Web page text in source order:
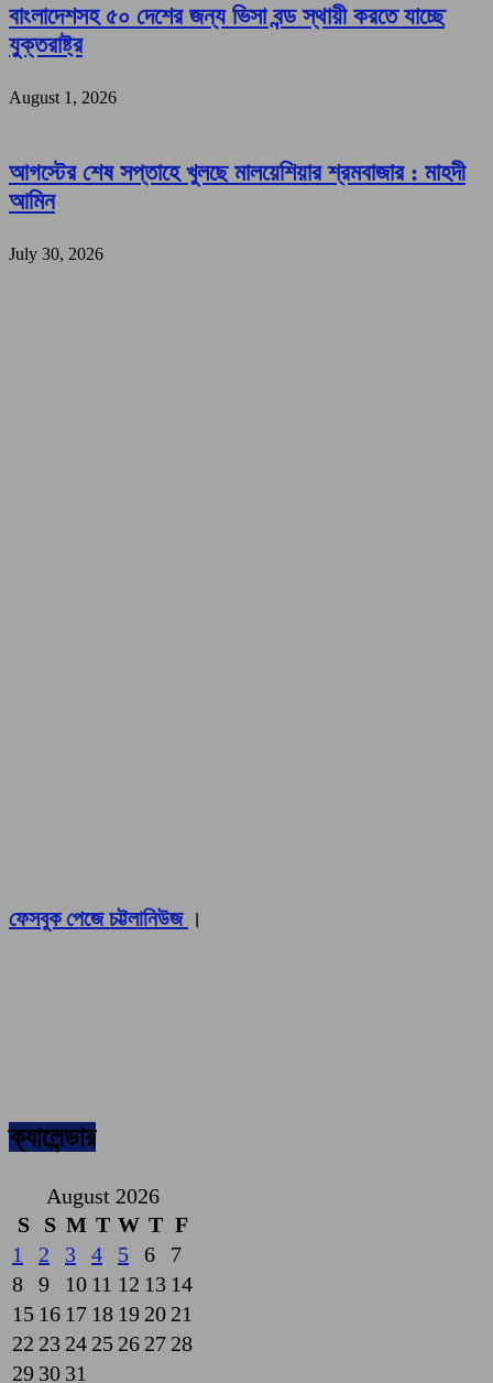
বাংলাদেশসহ ৫০ দেশের জন্য ভিসা বন্ড স্থায়ী করতে যাচ্ছে
যুক্তরাষ্ট্র
August 1, 2026
আগস্টের শেষ সপ্তাহে খুলছে মালয়েশিয়ার শ্রমবাজার : মাহদী
আমিন
July 30, 2026
ফেসবুক পেজে চট্টলানিউজ ।
ক্যালেন্ডার
August 2026
S
S M T W T F
1
2 3 4 5 6
7
8
9 10 11 12 13 14
15 16 17 18 19 20 21
22 23 24 25 26 27 28
29 30 31